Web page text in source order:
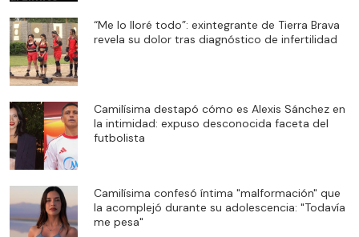
“Me lo lloré todo”: exintegrante de Tierra Brava
revela su dolor tras diagnóstico de infertilidad
Camilísima destapó cómo es Alexis Sánchez en
la intimidad: expuso desconocida faceta del
futbolista
Camilísima confesó íntima "malformación" que
la acomplejó durante su adolescencia: "Todavía
me pesa"